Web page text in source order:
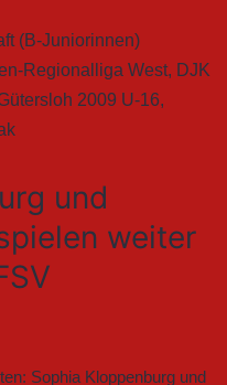
(B-Juniorinnen)
Regionalliga West, DJK
2009 U-16,
und
weiter